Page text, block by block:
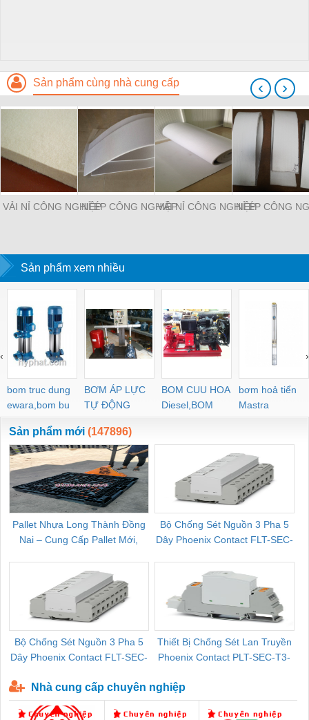
Sản phẩm cùng nhà cung cấp
VẢI NỈ CÔNG NGHIỆPNỈ ÉP CÔNG NGHIỆPVẢI NỈ CÔNG NGHIỆPNỈ ÉP CÔNG
‹ ›
Sản phẩm xem nhiều
bom truc dung
ewara,bom bu
ewara
BƠM ÁP LỰC
TỰ ĐỘNG
BOM CUU HOA
Diesel,BOM
CHUA CHAY
bơm hoả tiển
Mastra
‹ ›
Sản phẩm mới (147896)
Pallet Nhựa Long Thành Đồng
Nai – Cung Cấp Pallet Mới,
Bộ Chống Sét Nguồn 3 Pha 5
Dây Phoenix Contact FLT-SEC-
Bộ Chống Sét Nguồn 3 Pha 5
Dây Phoenix Contact FLT-SEC-
Thiết Bị Chống Sét Lan Truyền
Phoenix Contact PLT-SEC-T3-
Nhà cung cấp chuyên nghiệp